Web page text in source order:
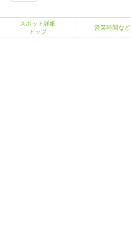
スポット詳細
トップ
営業時間など